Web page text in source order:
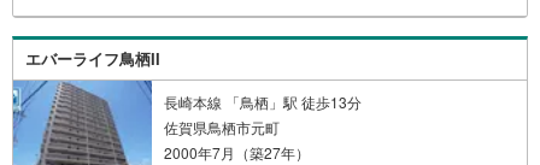
エバーライフ鳥栖II
長崎本線 「鳥栖」駅 徒歩13分
佐賀県鳥栖市元町
2000年7月（築27年）